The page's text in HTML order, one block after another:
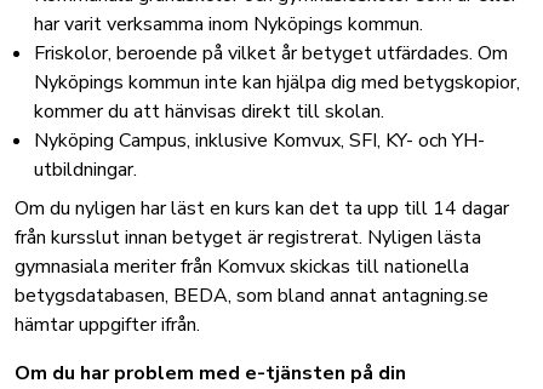
har varit verksamma inom Nyköpings kommun.
Friskolor, beroende på vilket år betyget utfärdades. Om
Nyköpings kommun inte kan hjälpa dig med betygskopior,
kommer du att hänvisas direkt till skolan.
Nyköping Campus, inklusive Komvux, SFI, KY- och YH-
utbildningar.
Om du nyligen har läst en kurs kan det ta upp till 14 dagar
från kursslut innan betyget är registrerat. Nyligen lästa
gymnasiala meriter från Komvux skickas till nationella
betygsdatabasen, BEDA, som bland annat antagning.se
hämtar uppgifter ifrån.
Om du har problem med e-tjänsten på din